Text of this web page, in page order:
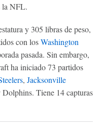
la NFL.
y 305 libras de peso,
con losWashington
pasada. Sin embargo,
ha iniciado 73 partidos
, Jacksonville
Dolphins. Tiene 14 capturas